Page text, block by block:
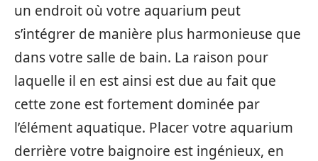
un endroit où votre aquarium peut
s’intégrer de manière plus harmonieuse que
dans votre salle de bain. La raison pour
laquelle il en est ainsi est due au fait que
cette zone est fortement dominée par
l’élément aquatique. Placer votre aquarium
derrière votre baignoire est ingénieux, en